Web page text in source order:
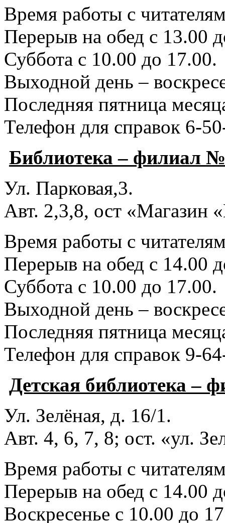
Время работы с
Перерыв на обед с 13.00
Суббота с 10.00 до 17.00.
Выходной день –
Последняя пятница
Телефон для справок 6-
Библиотека – филиал
Ул. Парковая,3.
Авт. 2,3,8, ост «Магазин
Время работы с
Перерыв на обед с 14.00
Суббота с 10.00 до 17.00.
Выходной день –
Последняя пятница
Телефон для справок 9-
Детская библиотека –
Ул. Зелёная, д. 16/1.
Авт. 4, 6, 7, 8; ост. «ул.
Время работы с
Перерыв на обед с 14.00
Воскресенье с 10.00 до